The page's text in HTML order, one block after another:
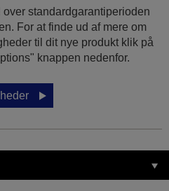
standardgarantiperioden
For at finde ud af mere om
til dit nye produkt klik på
knappen nedenfor.